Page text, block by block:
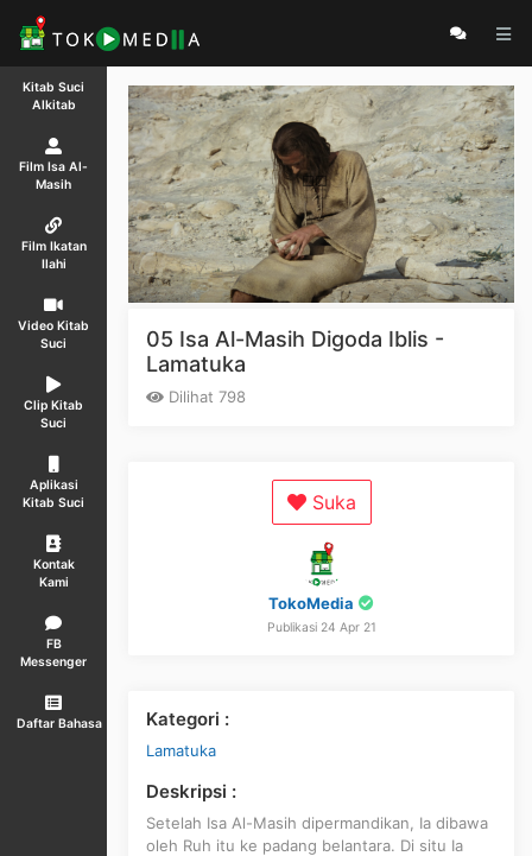
Kitab Suci
Alkitab
Film Isa Al-
Masih
Film Ikatan
Ilahi
Video Kitab
Suci
Clip Kitab
Suci
Aplikasi
Kitab Suci
Kontak
Kami
FB
Messenger
Daftar Bahasa
05 Isa Al-Masih Digoda Iblis -
Lamatuka
Dilihat 798
Suka
TokoMedia
Publikasi 24 Apr 21
Kategori :
Lamatuka
Deskripsi :
Setelah Isa Al-Masih dipermandikan, Ia dibawa
oleh Ruh itu ke padang belantara. Di situ Ia